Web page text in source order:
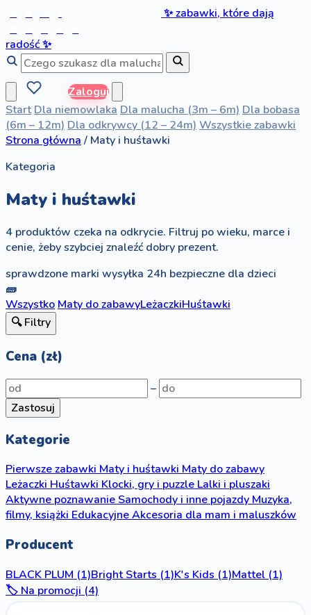
✨zabawki, które dają
radość✨
Zaloguj
Start Dla niemowlaka Dla malucha (3m – 6m) Dla bobasa
(6m – 12m) Dla odkrywcy (12 – 24m) Wszystkie zabawki
Strona główna / Maty i huśtawki
Kategoria
Maty i huśtawki
4 produktów czeka na odkrycie. Filtruj po wieku, marce i
cenie, żeby szybciej znaleźć dobry prezent.
sprawdzone marki wysyłka 24h bezpieczne dla dzieci
🧱
Wszystko Maty do zabawyLeżaczkiHuśtawki
🔍 Filtry
Cena (zł)
–
Zastosuj
Kategorie
Pierwsze zabawkiMaty i huśtawkiMaty do zabawy
LeżaczkiHuśtawkiKlocki, gry i puzzleLalki i pluszaki
Aktywne poznawanieSamochody i inne pojazdyMuzyka,
filmy, książkiEdukacyjneAkcesoria dla mam i maluszków
Producent
BLACK PLUM (1)Bright Starts (1)K's Kids (1)Mattel (1)
🏷️ Na promocji (4)